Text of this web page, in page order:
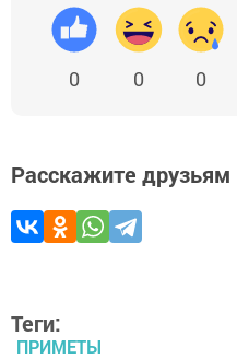
0 0 0
Расскажите друзьям
Теги:
ПРИМЕТЫ